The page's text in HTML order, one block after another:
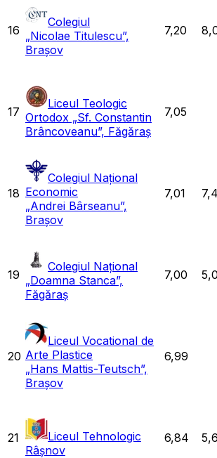
16
Colegiul
„Nicolae Titulescu”,
Brașov
7,20
17
Liceul Teologic
Ortodox „Sf. Constantin
Brâncoveanu”, Făgăraș
7,05
18
Colegiul Național
Economic
„Andrei Bârseanu”,
Brașov
7,01
19
Colegiul Național
„Doamna Stanca”,
Făgăraș
7,00
20
Liceul Vocational de
Arte Plastice
„Hans Mattis-Teutsch”,
Brașov
6,99
21
Liceul Tehnologic
Râșnov
6,84